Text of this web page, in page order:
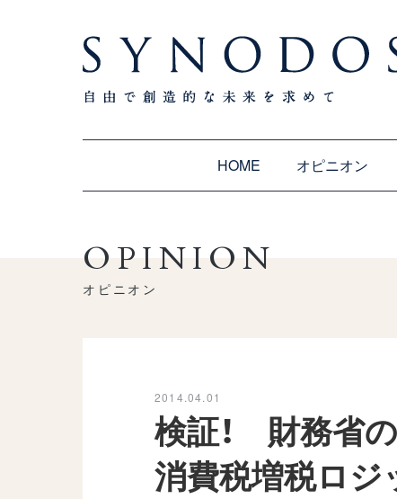
HOME オピニオン
OPINION
オピニオン
2014.04.01
検証！ 財務省
消費税増税ロジ